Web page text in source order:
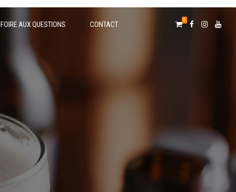
0
FOIRE AUX QUESTIONS CONTACT